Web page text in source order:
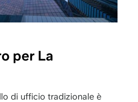
per La
di ufficio tradizionale è